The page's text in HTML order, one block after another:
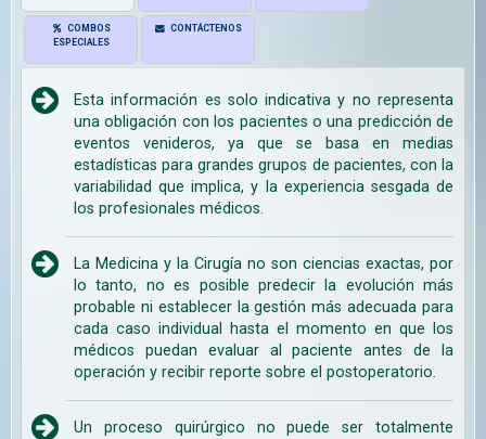
COMBOS
ESPECIALES
CONTÁCTENOS
Esta información es solo indicativa y no representa
una obligación con los pacientes o una predicción de
eventos venideros, ya que se basa en medias
estadísticas para grandes grupos de pacientes, con la
variabilidad que implica, y la experiencia sesgada de
los profesionales médicos.
La Medicina y la Cirugía no son ciencias exactas, por
lo tanto, no es posible predecir la evolución más
probable ni establecer la gestión más adecuada para
cada caso individual hasta el momento en que los
médicos puedan evaluar al paciente antes de la
operación y recibir reporte sobre el postoperatorio.
Un proceso quirúrgico no puede ser totalmente